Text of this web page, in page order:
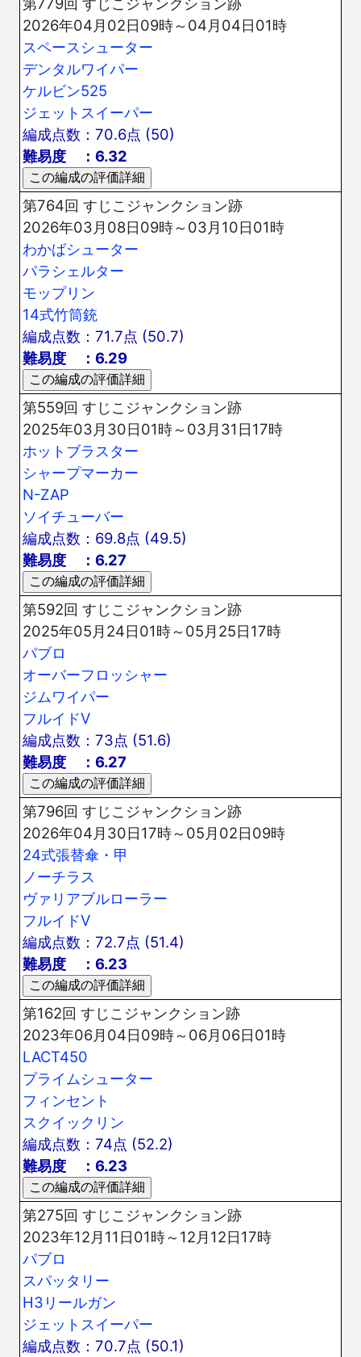
2026年04月02日09時～04月04日01時
スペースシューター
デンタルワイパー
ケルビン525
ジェットスイーパー
編成点数：70.6点 (50)
難易度 ：6.32
第764回 すじこジャンクション跡
2026年03月08日09時～03月10日01時
わかばシューター
パラシェルター
モップリン
14式竹筒銃
編成点数：71.7点 (50.7)
難易度 ：6.29
第559回 すじこジャンクション跡
2025年03月30日01時～03月31日17時
ホットブラスター
シャープマーカー
N-ZAP
ソイチューバー
編成点数：69.8点 (49.5)
難易度 ：6.27
第592回 すじこジャンクション跡
2025年05月24日01時～05月25日17時
パブロ
オーバーフロッシャー
ジムワイパー
フルイドV
編成点数：73点 (51.6)
難易度 ：6.27
第796回 すじこジャンクション跡
2026年04月30日17時～05月02日09時
24式張替傘・甲
ノーチラス
ヴァリアブルローラー
フルイドV
編成点数：72.7点 (51.4)
難易度 ：6.23
第162回 すじこジャンクション跡
2023年06月04日09時～06月06日01時
LACT450
プライムシューター
フィンセント
スクイックリン
編成点数：74点 (52.2)
難易度 ：6.23
第275回 すじこジャンクション跡
2023年12月11日01時～12月12日17時
パブロ
スパッタリー
H3リールガン
ジェットスイーパー
編成点数：70.7点 (50.1)